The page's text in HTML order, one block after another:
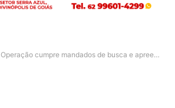
Operação cumpre mandados de busca e apreensão na zona rural de Correntina